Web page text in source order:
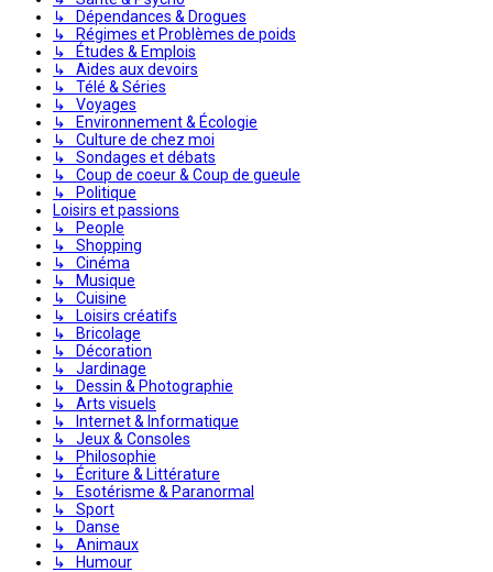
↳ Dépendances & Drogues
↳ Régimes et Problèmes de poids
↳ Études & Emplois
↳ Aides aux devoirs
↳ Télé & Séries
↳ Voyages
↳ Environnement & Écologie
↳ Culture de chez moi
↳ Sondages et débats
↳ Coup de coeur & Coup de gueule
↳ Politique
Loisirs et passions
↳ People
↳ Shopping
↳ Cinéma
↳ Musique
↳ Cuisine
↳ Loisirs créatifs
↳ Bricolage
↳ Décoration
↳ Jardinage
↳ Dessin & Photographie
↳ Arts visuels
↳ Internet & Informatique
↳ Jeux & Consoles
↳ Philosophie
↳ Écriture & Littérature
↳ Esotérisme & Paranormal
↳ Sport
↳ Danse
↳ Animaux
↳ Humour